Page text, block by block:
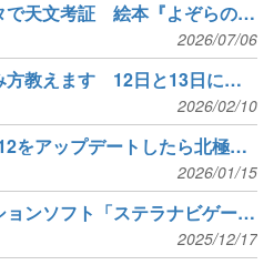
ステラナビゲータで天文考証 絵本『よぞらの おまつり』
2026/07/06
皆既月食の楽しみ方教えます 12日と13日に無料オンライン講習会
2026/02/10
公式ブログ：SN12をアップデートしたら北極星の位置が違った件
2026/01/15
天文シミュレーションソフト「ステラナビゲータ12」12.0iアップデータ公開 天体データの拡充と安定性・正確性の向上
2025/12/17